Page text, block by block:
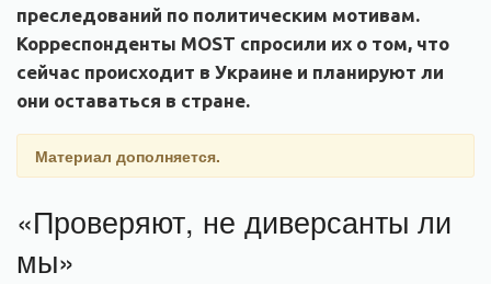
преследований по политическим мотивам.
Корреспонденты MOST спросили их о том, что
сейчас происходит в Украине и планируют ли
они оставаться в стране.
Материал дополняется.
«Проверяют, не диверсанты ли
мы»